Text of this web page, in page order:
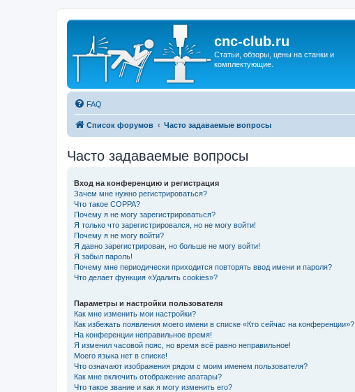
cnc-club.ru
Статьи, обзоры, цены на станки и
комплектующие.
FAQ
Список форумов Часто задаваемые вопросы
Часто задаваемые вопросы
Вход на конференцию и регистрация
Зачем мне нужно регистрироваться?
Что такое COPPA?
Почему я не могу зарегистрироваться?
Я только что зарегистрировался, но не могу войти!
Почему я не могу войти?
Я давно зарегистрирован, но больше не могу войти!
Я забыл пароль!
Почему мне периодически приходится повторять ввод имени и пароля?
Что делает функция «Удалить cookies»?
Параметры и настройки пользователя
Как мне изменить мои настройки?
Как избежать появления моего имени в списке «Кто сейчас на конференции»?
На конференции неправильное время!
Я изменил часовой пояс, но время всё равно неправильное!
Моего языка нет в списке!
Что означают изображения рядом с моим именем пользователя?
Как мне включить отображение аватары?
Что такое звание и как я могу изменить его?